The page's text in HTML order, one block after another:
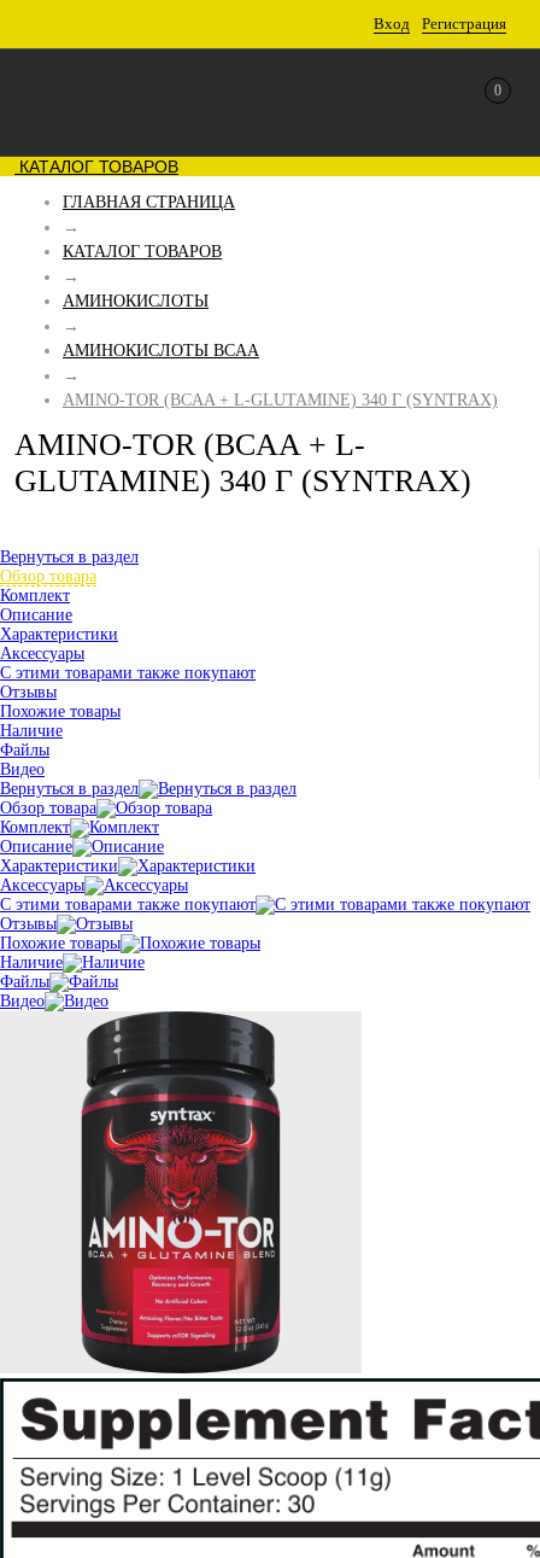
Вход Регистрация
0
КАТАЛОГ ТОВАРОВ
ГЛАВНАЯ СТРАНИЦА
→
КАТАЛОГ ТОВАРОВ
→
АМИНОКИСЛОТЫ
→
АМИНОКИСЛОТЫ BCAA
→
AMINO-TOR (BCAA + L-GLUTAMINE) 340 Г (SYNTRAX)
AMINO-TOR (BCAA + L-
GLUTAMINE) 340 Г (SYNTRAX)
Вернуться в раздел
Обзор товара
Комплект
Описание
Характеристики
Аксессуары
С этими товарами также покупают
Отзывы
Похожие товары
Наличие
Файлы
Видео
Вернуться в раздел
Обзор товара
Комплект
Описание
Характеристики
Аксессуары
С этими товарами также покупают
Отзывы
Похожие товары
Наличие
Файлы
Видео